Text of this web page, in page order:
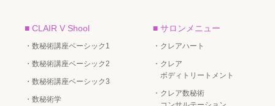
■ CLAIR V Shool
・数秘術講座ベーシック1
・数秘術講座ベーシック2
・数秘術講座ベーシック3
・数秘術学
■ サロンメニュー
・クレアハート
・クレア
ボディトリートメント
・クレア数秘術